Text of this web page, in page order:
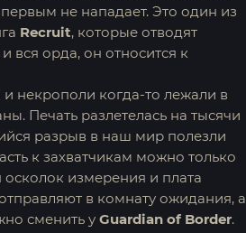
не нападает. Это один из
Recruit, которые отводят
и вся орда, он относится к
некрополи когда-то лежали в
Печать разлетелась на тысячи
разрыв в наш мир полезли
к захватчикам можно только
осколок измерения и плата
в комнату ожидания, а
сменить у Guardian of Border.